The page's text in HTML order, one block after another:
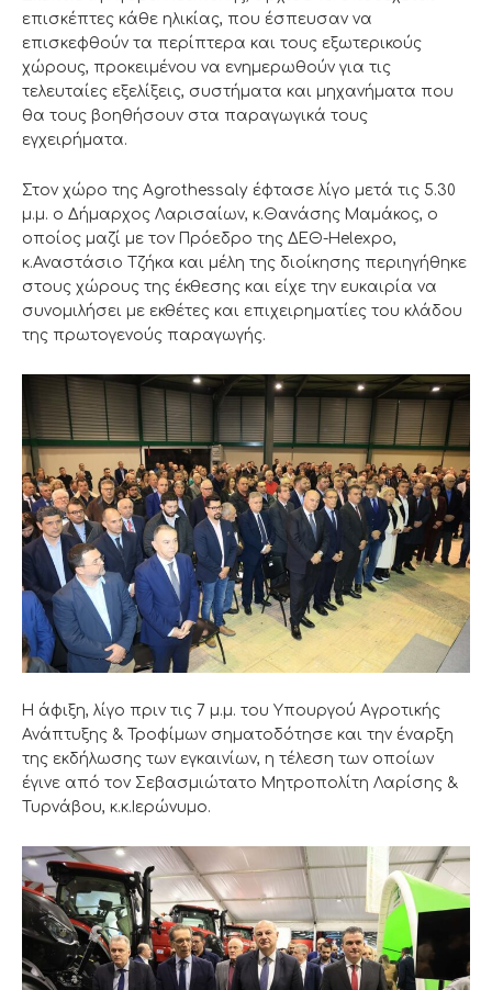
επισκέπτες κάθε ηλικίας, που έσπευσαν να
επισκεφθούν τα περίπτερα και τους εξωτερικούς
χώρους, προκειμένου να ενημερωθούν για τις
τελευταίες εξελίξεις, συστήματα και μηχανήματα που
θα τους βοηθήσουν στα παραγωγικά τους
εγχειρήματα.
Στον χώρο της Agrothessaly έφτασε λίγο μετά τις 5.30
μ.μ. ο Δήμαρχος Λαρισαίων, κ.Θανάσης Μαμάκος, ο
οποίος μαζί με τον Πρόεδρο της ΔΕΘ-Helexpo,
κ.Αναστάσιο Τζήκα και μέλη της διοίκησης περιηγήθηκε
στους χώρους της έκθεσης και είχε την ευκαιρία να
συνομιλήσει με εκθέτες και επιχειρηματίες του κλάδου
της πρωτογενούς παραγωγής.
Η άφιξη, λίγο πριν τις 7 μ.μ. του Υπουργού Αγροτικής
Ανάπτυξης & Τροφίμων σηματοδότησε και την έναρξη
της εκδήλωσης των εγκαινίων, η τέλεση των οποίων
έγινε από τον Σεβασμιώτατο Μητροπολίτη Λαρίσης &
Τυρνάβου, κ.κ.Ιερώνυμο.